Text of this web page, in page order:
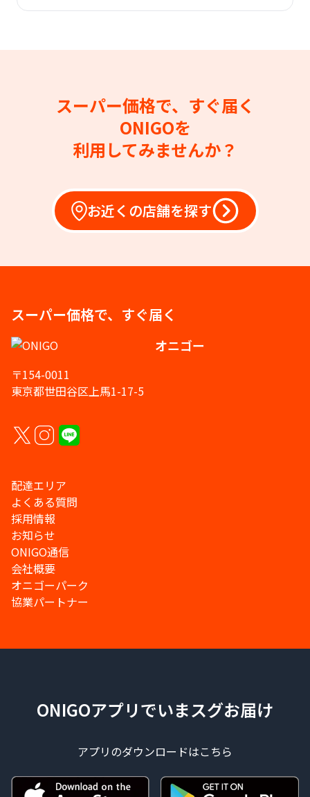
スーパー価格で、すぐ届く
ONIGOを
利用してみませんか？
お近くの店舗を探す
スーパー価格で、すぐ届く
オニゴー
〒154-0011
東京都世田谷区上馬1-17-5
配達エリア
よくある質問
採用情報
お知らせ
ONIGO通信
会社概要
オニゴーパーク
協業パートナー
ONIGOアプリでいまスグお届け
アプリのダウンロードはこちら